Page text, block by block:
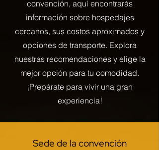
convención, aquí encontrarás
información sobre hospedajes
cercanos, sus costos aproximados y
opciones de transporte. Explora
nuestras recomendaciones y elige la
mejor opción para tu comodidad.
¡Prepárate para vivir una gran
experiencia!
Sede de la convención